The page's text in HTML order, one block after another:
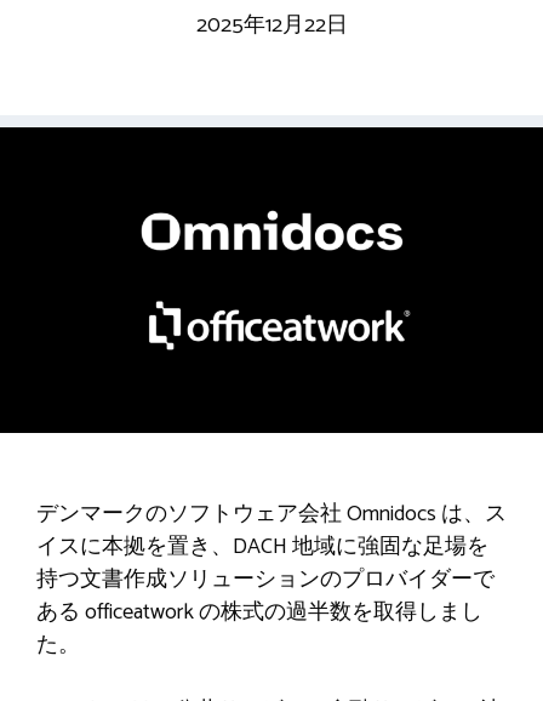
2025年12月22日
デンマークのソフトウェア会社 Omnidocs は、ス
イスに本拠を置き、DACH 地域に強固な足場を
持つ文書作成ソリューションのプロバイダーで
ある officeatwork の株式の過半数を取得しまし
た。